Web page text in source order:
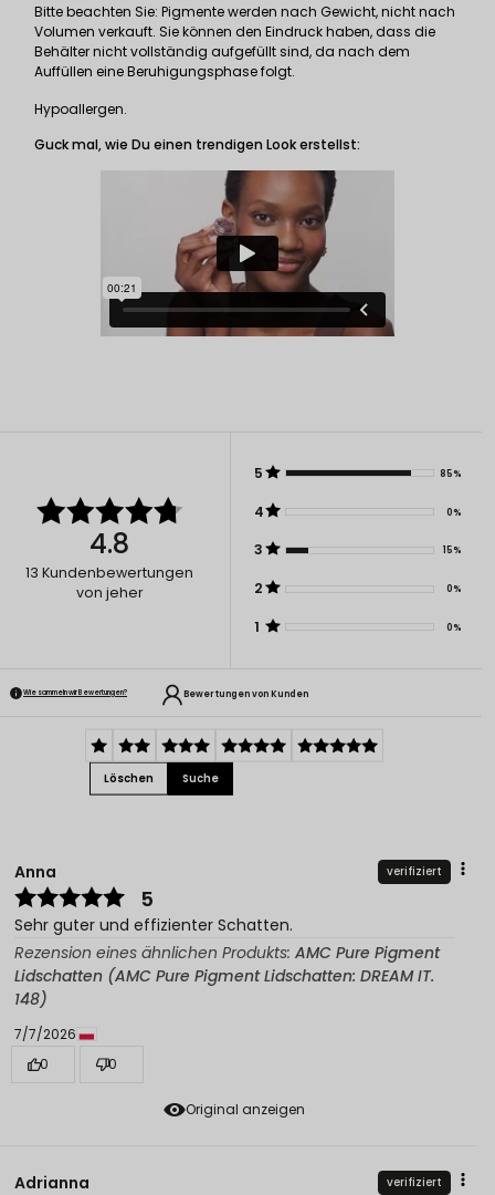
Bitte beachten Sie: Pigmente werden nach Gewicht, nicht nach
Volumen verkauft. Sie können den Eindruck haben, dass die
Behälter nicht vollständig aufgefüllt sind, da nach dem
Auffüllen eine Beruhigungsphase folgt.
Hypoallergen.
Guck mal, wie Du einen trendigen Look erstellst:
4.8
13 Kundenbewertungen
von jeher
5 85%
4 0%
3 15%
2 0%
1 0%
Wie sammeln wir Bewertungen? Bewertungen von Kunden
Löschen Suche
Original anzeigen
Anna verifiziert
5
Sehr guter und effizienter Schatten.
Rezension eines ähnlichen Produkts: AMC Pure Pigment
Lidschatten (AMC Pure Pigment Lidschatten: DREAM IT.
148)
7/7/2026
0
0
Adrianna verifiziert